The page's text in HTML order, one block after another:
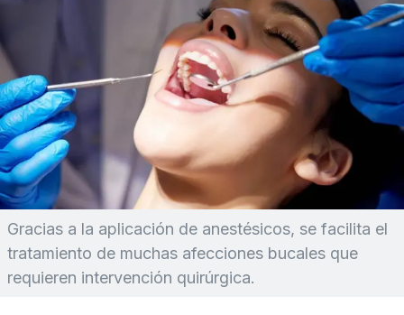
Gracias a la aplicación de anestésicos, se facilita el
tratamiento de muchas afecciones bucales que
requieren intervención quirúrgica.